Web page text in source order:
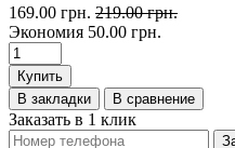
169.00 грн. 219.00 грн.
Экономия 50.00 грн.
Купить
В закладки
В сравнение
Заказать в 1 клик